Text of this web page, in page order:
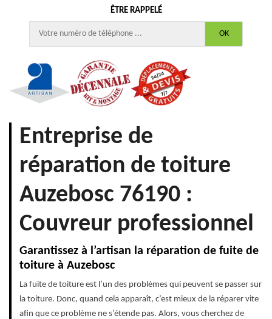
ÊTRE RAPPELÉ
Entreprise de
réparation de toiture
Auzebosc 76190 :
Couvreur professionnel
Garantissez à l’artisan la réparation de fuite de
toiture à Auzebosc
La fuite de toiture est l’un des problèmes qui peuvent se passer sur
la toiture. Donc, quand cela apparaît, c’est mieux de la réparer vite
afin que ce problème ne s’étende pas. Alors, vous cherchez de